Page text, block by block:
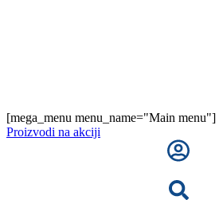
[mega_menu menu_name="Main menu"]
Proizvodi na akciji